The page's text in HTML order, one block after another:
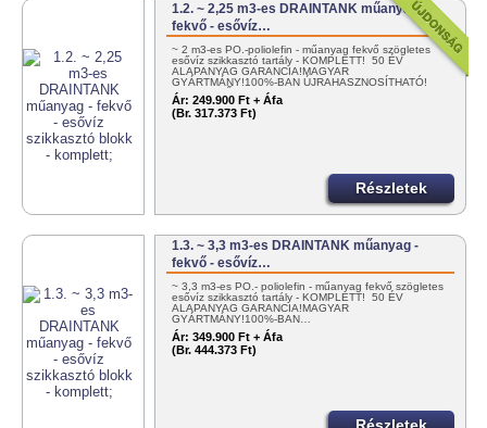
1.2. ~ 2,25 m3-es DRAINTANK műanyag -
fekvő - esővíz…
~ 2 m3-es PO.-poliolefin - műanyag fekvő szögletes
esővíz szikkasztó tartály - KOMPLETT! 50 ÉV
ALAPANYAG GARANCIA!MAGYAR
GYÁRTMÁNY!100%-BAN ÚJRAHASZNOSÍTHATÓ!
EGYSZERŰEN…
Ár: 249.900 Ft + Áfa
(Br. 317.373 Ft)
Részletek
1.3. ~ 3,3 m3-es DRAINTANK műanyag -
fekvő - esővíz…
~ 3,3 m3-es PO.- poliolefin - műanyag fekvő szögletes
esővíz szikkasztó tartály - KOMPLETT! 50 ÉV
ALAPANYAG GARANCIA!MAGYAR
GYÁRTMÁNY!100%-BAN…
Ár: 349.900 Ft + Áfa
(Br. 444.373 Ft)